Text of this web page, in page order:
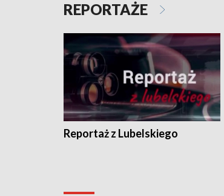
REPORTAŻE
Reportaż z Lubelskiego